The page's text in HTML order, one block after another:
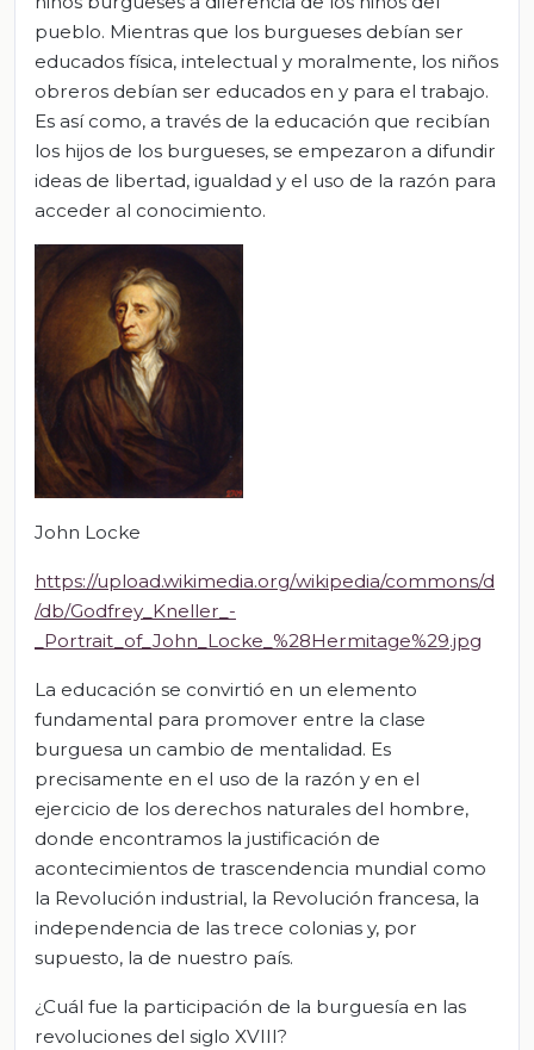
pueblo. Mientras que los burgueses debían ser
educados física, intelectual y moralmente, los niños
obreros debían ser educados en y para el trabajo.
Es así como, a través de la educación que recibían
los hijos de los burgueses, se empezaron a difundir
ideas de libertad, igualdad y el uso de la razón para
acceder al conocimiento.
John Locke
https://upload.wikimedia.org/wikipedia/commons/d
/db/Godfrey_Kneller_-
_Portrait_of_John_Locke_%28Hermitage%29.jpg
La educación se convirtió en un elemento
fundamental para promover entre la clase
burguesa un cambio de mentalidad. Es
precisamente en el uso de la razón y en el
ejercicio de los derechos naturales del hombre,
donde encontramos la justificación de
acontecimientos de trascendencia mundial como
la Revolución industrial, la Revolución francesa, la
independencia de las trece colonias y, por
supuesto, la de nuestro país.
¿Cuál fue la participación de la burguesía en las
revoluciones del siglo XVIII?